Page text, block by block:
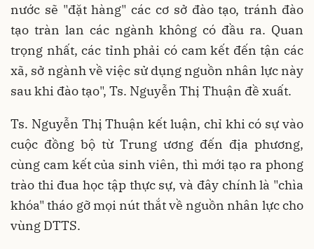
nước sẽ "đặt hàng" các cơ sở đào tạo, tránh đào
tạo tràn lan các ngành không có đầu ra. Quan
trọng nhất, các tỉnh phải có cam kết đến tận các
xã, sở ngành về việc sử dụng nguồn nhân lực này
sau khi đào tạo", Ts. Nguyễn Thị Thuận đề xuất.
Ts. Nguyễn Thị Thuận kết luận, chỉ khi có sự vào
cuộc đồng bộ từ Trung ương đến địa phương,
cùng cam kết của sinh viên, thì mới tạo ra phong
trào thi đua học tập thực sự, và đây chính là "chìa
khóa" tháo gỡ mọi nút thắt về nguồn nhân lực cho
vùng DTTS.